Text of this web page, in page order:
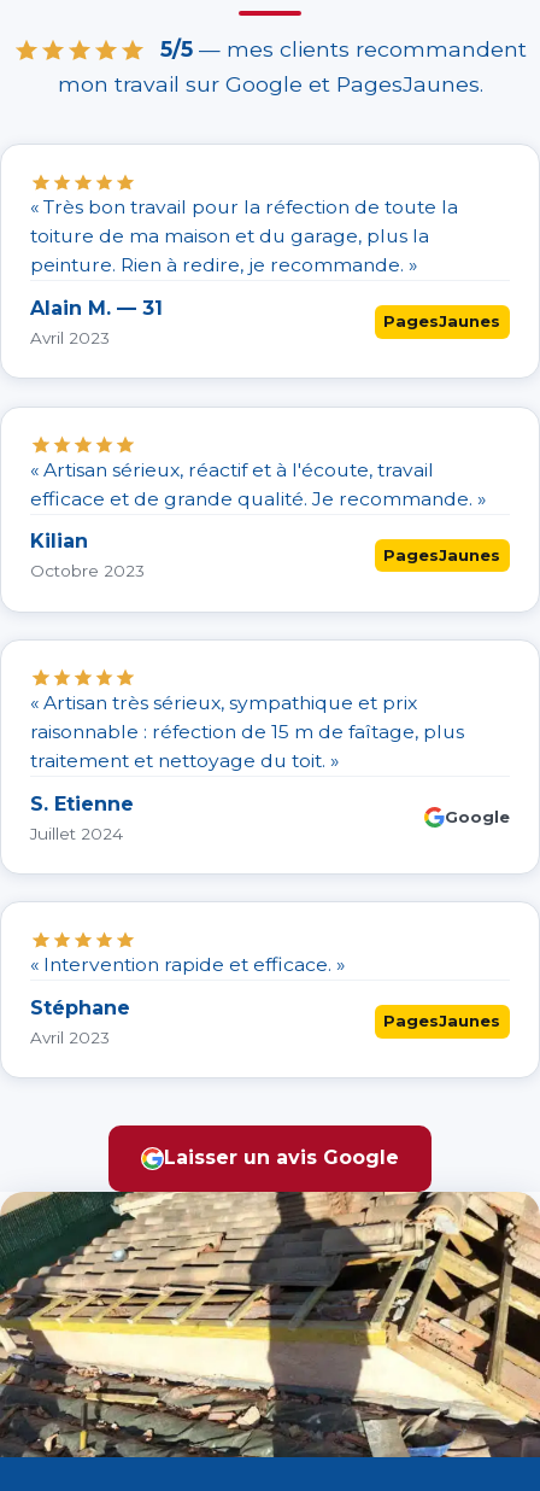
5/5 — mes clients recommandent
mon travail sur Google et PagesJaunes.
« Très bon travail pour la réfection de toute la
toiture de ma maison et du garage, plus la
peinture. Rien à redire, je recommande. »
Alain M. — 31
Avril 2023
PagesJaunes
« Artisan sérieux, réactif et à l'écoute, travail
efficace et de grande qualité. Je recommande. »
Kilian
Octobre 2023
PagesJaunes
« Artisan très sérieux, sympathique et prix
raisonnable : réfection de 15 m de faîtage, plus
traitement et nettoyage du toit. »
S. Etienne
Juillet 2024
Google
« Intervention rapide et efficace. »
Stéphane
Avril 2023
PagesJaunes
Laisser un avis Google